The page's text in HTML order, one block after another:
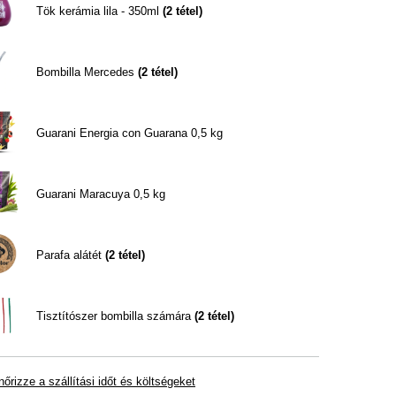
Tök kerámia lila - 350ml (2 tétel)
Bombilla Mercedes (2 tétel)
Guarani Energia con Guarana 0,5 kg
Guarani Maracuya 0,5 kg
Parafa alátét (2 tétel)
Tisztítószer bombilla számára(2 tétel)
a szállítási időt és költségeket